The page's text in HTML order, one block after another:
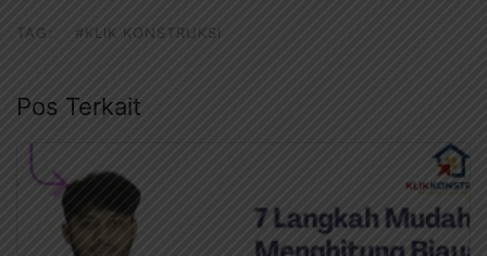
TAG: #KLIK KONSTRUKSI
Pos Terkait